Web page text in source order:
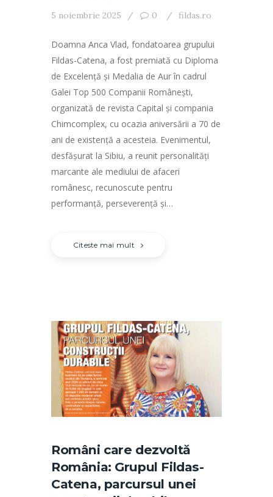
5 noiembrie 2025 0 fildas.ro
Doamna Anca Vlad, fondatoarea grupului
Fildas-Catena, a fost premiată cu Diploma
de Excelență și Medalia de Aur în cadrul
Galei Top 500 Companii Românești,
organizată de revista Capital și compania
Chimcomplex, cu ocazia aniversării a 70 de
ani de existență a acesteia. Evenimentul,
desfășurat la Sibiu, a reunit personalități
marcante ale mediului de afaceri
românesc, recunoscute pentru
performanță, perseverență și…
Citeste mai mult
Români care dezvoltă
România: Grupul Fildas-
Catena, parcursul unei